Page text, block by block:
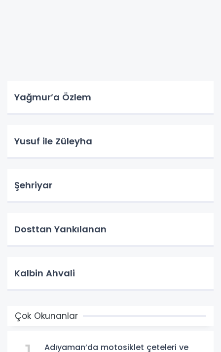
Yağmur’a Özlem
Yusuf ile Züleyha
Şehriyar
Dosttan Yankılanan
Kalbin Ahvali
Çok Okunanlar
Adıyaman’da motosiklet çeteleri ve